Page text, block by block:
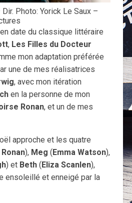
Dir. Photo: Yorick Le Saux –
date du classique littéraire
, Les Filles du Docteur
mon adaptation préférée
une de mes réalisatrices
, avec mon itération
en la personne de mon
Ronan, et un de mes
approche et les quatre
), Meg ( Emma Watson),
) et Beth( Eliza Scanlen),
ensoleillé et enneigé par la